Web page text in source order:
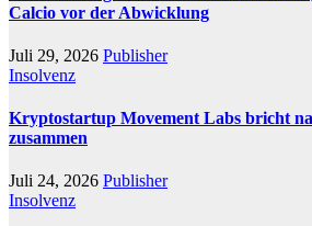
Calcio vor der Abwicklung
Juli 29, 2026 Publisher
Insolvenz
Kryptostartup Movement Labs bricht
zusammen
Juli 24, 2026 Publisher
Insolvenz